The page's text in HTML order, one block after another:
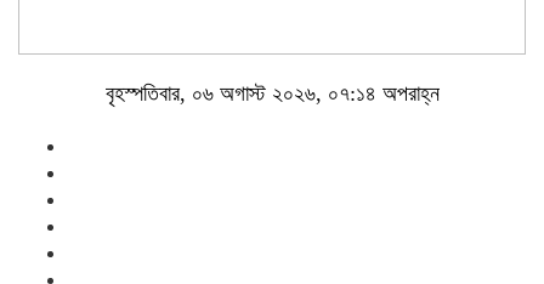
বৃহস্পতিবার, ০৬ অগাস্ট ২০২৬, ০৭:১৪ অপরাহ্ন